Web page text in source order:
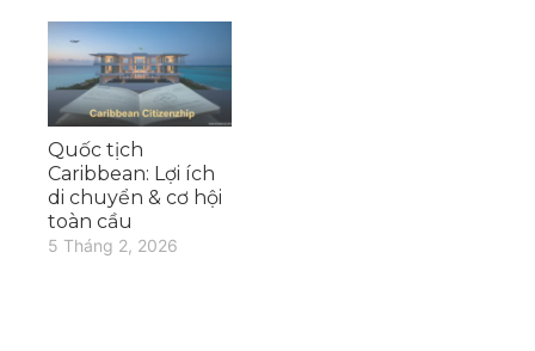
Quốc tịch
Caribbean: Lợi ích
di chuyển & cơ hội
toàn cầu
5 Tháng 2, 2026